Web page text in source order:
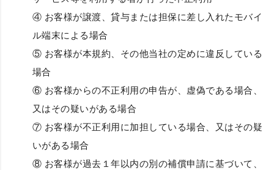
④ お客様が譲渡、貸与または担保に差し入れたモバイ
ル端末による場合
⑤ お客様が本規約、その他当社の定めに違反している
場合
⑥ お客様からの不正利用の申告が、虚偽である場合、
又はその疑いがある場合
⑦ お客様が不正利用に加担している場合、又はその疑
いがある場合
⑧ お客様が過去１年以内の別の補償申請に基づいて、